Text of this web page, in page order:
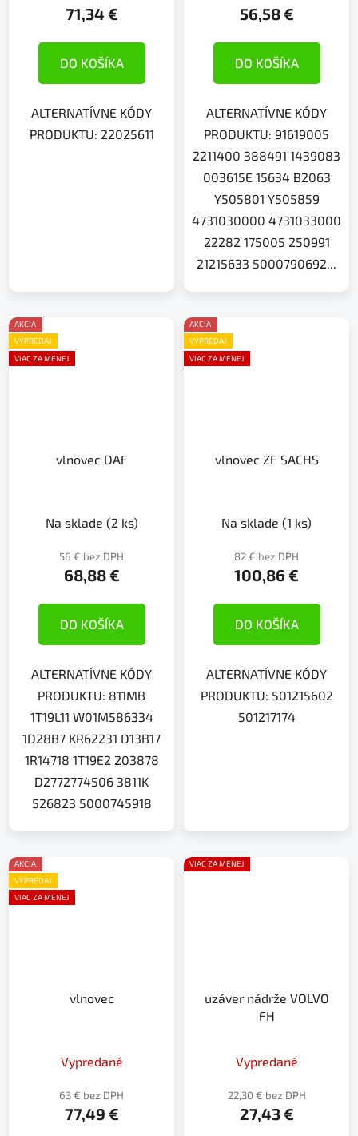
71,34 €
DO KOŠÍKA
ALTERNATÍVNE KÓDY
PRODUKTU: 22025611
56,58 €
DO KOŠÍKA
ALTERNATÍVNE KÓDY
PRODUKTU: 91619005
2211400 388491 1439083
003615E 15634 B2063
Y505801 Y505859
4731030000 4731033000
22282 175005 250991
21215633 5000790692...
AKCIA
VÝPREDAJ
VIAC ZA MENEJ
vlnovec DAF
Na sklade (2 ks)
56 € bez DPH
68,88 €
DO KOŠÍKA
ALTERNATÍVNE KÓDY
PRODUKTU: 811MB
1T19L11 W01M586334
1D28B7 KR62231 D13B17
1R14718 1T19E2 203878
D2772774506 3811K
526823 5000745918
AKCIA
VÝPREDAJ
VIAC ZA MENEJ
vlnovec ZF SACHS
Na sklade (1 ks)
82 € bez DPH
100,86 €
DO KOŠÍKA
ALTERNATÍVNE KÓDY
PRODUKTU: 501215602
501217174
AKCIA
VÝPREDAJ
VIAC ZA MENEJ
vlnovec
Vypredané
63 € bez DPH
77,49 €
VIAC ZA MENEJ
uzáver nádrže VOLVO
FH
Vypredané
22,30 € bez DPH
27,43 €